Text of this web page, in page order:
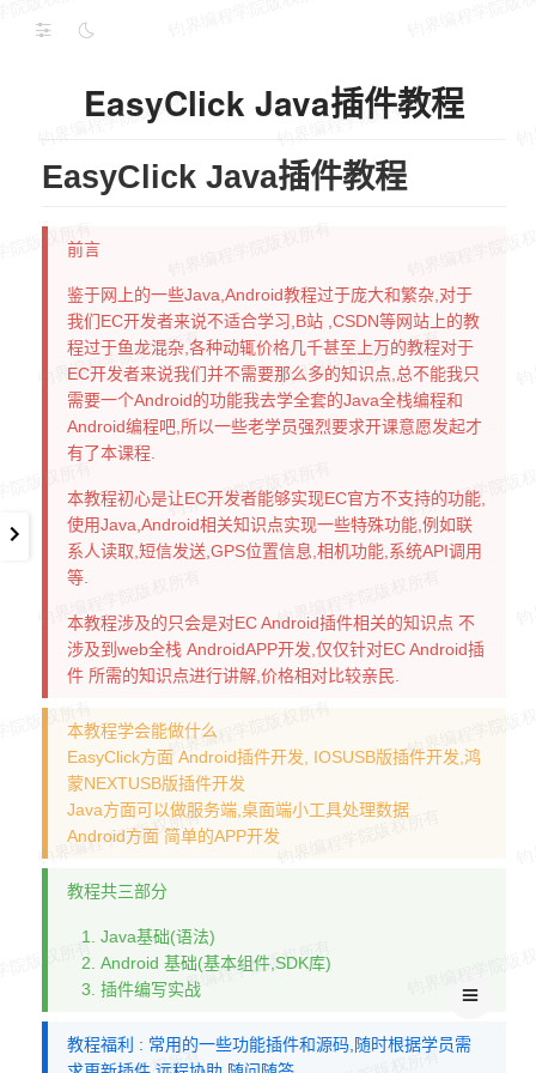
EasyClick Java插件教程
EasyClick Java插件教程
前言
鉴于网上的一些Java,Android教程过于庞大和繁杂,对于
我们EC开发者来说不适合学习,B站 ,CSDN等网站上的教
程过于鱼龙混杂,各种动辄价格几千甚至上万的教程对于
EC开发者来说我们并不需要那么多的知识点,总不能我只
需要一个Android的功能我去学全套的Java全栈编程和
Android编程吧,所以一些老学员强烈要求开课意愿发起才
有了本课程.
本教程初心是让EC开发者能够实现EC官方不支持的功能,
使用Java,Android相关知识点实现一些特殊功能,例如联
系人读取,短信发送,GPS位置信息,相机功能,系统API调用
等.
本教程涉及的只会是对EC Android插件相关的知识点 不
涉及到web全栈 AndroidAPP开发,仅仅针对EC Android插
件 所需的知识点进行讲解,价格相对比较亲民.
本教程学会能做什么
EasyClick方面 Android插件开发, IOSUSB版插件开发,鸿
蒙NEXTUSB版插件开发
Java方面可以做服务端,桌面端小工具处理数据
Android方面 简单的APP开发
教程共三部分
Java基础(语法)
Android 基础(基本组件,SDK库)
插件编写实战
教程福利 : 常用的一些功能插件和源码,随时根据学员需